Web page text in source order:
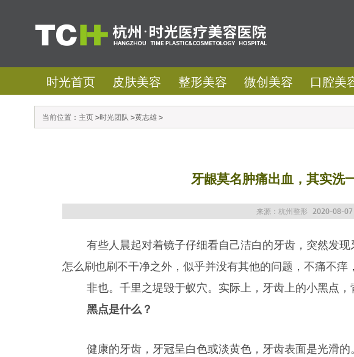
时光首页 皮肤美容 整形美容 微创美容 口腔美
当前位置： 主页>时光团队 >黄志雄>
牙龈莫名肿痛出血，其实洗
来源： 杭州整形 2020-08-
有些人晨起对着镜子仔细看自己洁白的牙齿，突然发现
怎么刷也刷不干净之外，似乎并没有其他的问题，不痛不痒
非也。千里之堤毁于蚁穴。实际上，牙齿上的小黑点，
黑点是什么？
健康的牙齿，牙冠呈白色或淡黄色，牙齿表面是光滑的